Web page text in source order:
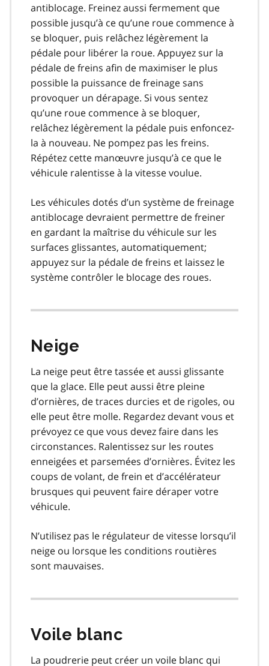
antiblocage. Freinez aussi fermement que
possible jusqu’à ce qu’une roue commence à
se bloquer, puis relâchez légèrement la
pédale pour libérer la roue. Appuyez sur la
pédale de freins afin de maximiser le plus
possible la puissance de freinage sans
provoquer un dérapage. Si vous sentez
qu’une roue commence à se bloquer,
relâchez légèrement la pédale puis enfoncez-
la à nouveau. Ne pompez pas les freins.
Répétez cette manœuvre jusqu’à ce que le
véhicule ralentisse à la vitesse voulue.
Les véhicules dotés d’un système de freinage
antiblocage devraient permettre de freiner
en gardant la maîtrise du véhicule sur les
surfaces glissantes, automatiquement;
appuyez sur la pédale de freins et laissez le
système contrôler le blocage des roues.
Neige
La neige peut être tassée et aussi glissante
que la glace. Elle peut aussi être pleine
d’ornières, de traces durcies et de rigoles, ou
elle peut être molle. Regardez devant vous et
prévoyez ce que vous devez faire dans les
circonstances. Ralentissez sur les routes
enneigées et parsemées d’ornières. Évitez les
coups de volant, de frein et d’accélérateur
brusques qui peuvent faire déraper votre
véhicule.
N’utilisez pas le régulateur de vitesse lorsqu’il
neige ou lorsque les conditions routières
sont mauvaises.
Voile blanc
La poudrerie peut créer un voile blanc qui